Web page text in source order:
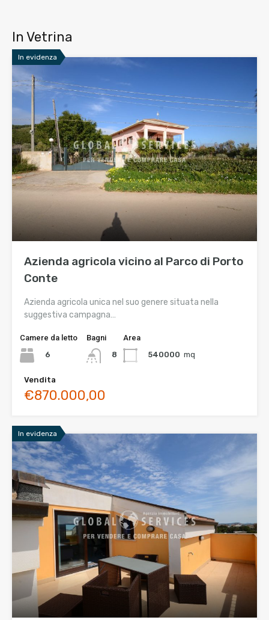
In Vetrina
In evidenza
Azienda agricola vicino al Parco di Porto
Conte
Azienda agricola unica nel suo genere situata nella
suggestiva campagna…
Camere da letto
6
Bagni
8
Area
540000 mq
Vendita
€870.000,00
In evidenza